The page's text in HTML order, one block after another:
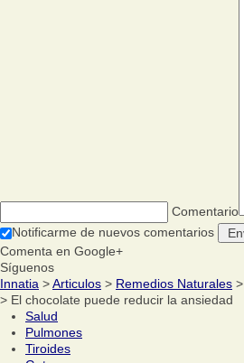
Comentario
Notificarme de nuevos comentarios
Comenta en Google+
Síguenos
Innatia >Articulos > Remedios Naturales >
> El chocolate puede reducir la ansiedad
Salud
Pulmones
Tiroides